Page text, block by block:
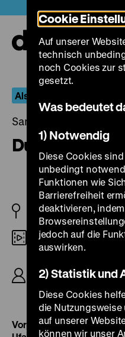
zum
Seiteninhalt
springen
Als die Synagogen
Samstag, 30.
Du und ich
D 1938
35mm
Wolfgang Zeller, D:
Horney, Werner
Vorprogramm:
Cookie
Auf unserer
technisch
noch Cookies zur
gesetzt.
Was bedeutet
1) Notwendig
Diese Cookies
unbedingt
Funktionen wie
Barrierefreiheit
deaktivieren,
jedoch auf die
auswirken.
2) Statistik und
Diese Cookies
die
auf unserer
können wir unser